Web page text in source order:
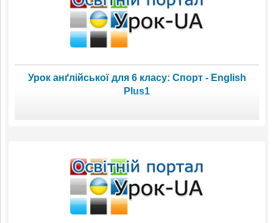
Урок анґлійської для 6 класу: Спорт - English
Plus1